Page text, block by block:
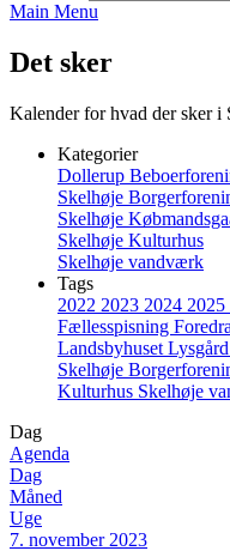
Main Menu
Det sker
Kalender for hvad der sker i
Kategorier
Dollerup
Skelhøje
Skelhøje
Skelhøje Kulturhus
Skelhøje vandværk
Tags
2022 2023 2024 2025
Fællesspisning
Landsbyhuset Lysgård
Skelhøje
Kulturhus Skelhøje
Dag
Agenda
Dag
Måned
Uge
7. november 2023